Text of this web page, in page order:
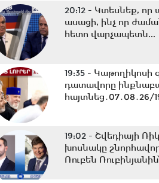
20:12 - Կտեսնեք, որ
ասացի, ինչ որ
հետո վարչապետն...
19:35 - Կաթողիկոսի
դատավորը
հայտնեց․07․08․26/
19:02 - Շվեդիայի
խոսնակը
Ռուբեն